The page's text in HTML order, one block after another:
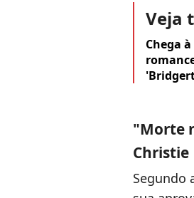
Veja
Chega
"Morte
Christie
Segundo